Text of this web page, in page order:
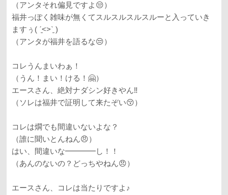
（アンタそれ偏見ですよ😒）
福井っぽく雑味が無くてスルスルスルスルーと入っていき
ますぅ( ˊ̱˂˃ˋ̱ )
（アンタが福井を語るな😒）
コレうんまいわぁ！
（うん！まい！ける！🤗）
エースさん、絶対ナダシン好きやん‼️
（ソレは福井で証明して来たぞい😚）
コレは燗でも間違いないよな？
（誰に聞いとんねん😠）
はい、間違いな━━━━し！！
（あんのないの？どっちやねん😠）
エースさん、コレは当たりですよ♪